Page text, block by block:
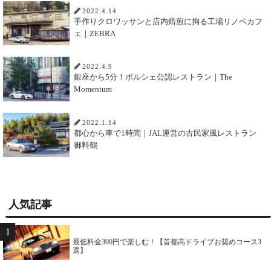
2022.4.14
手作りクロワッサンと店内焙煎に拘る工場リノベカフ
ェ｜ZEBRA
2022.4.9
銀座から5分！ポルシェ公認レストラン｜The
Momentum
2022.1.14
都心から車で1時間｜JAL運営の古民家風レストラン
御料鶴
人気記事
1
最低料金300円で楽しむ！【首都高ドライブお奨めコース3
選】